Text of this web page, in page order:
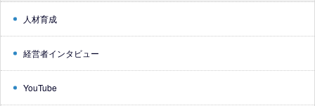
人材育成
経営者インタビュー
YouTube